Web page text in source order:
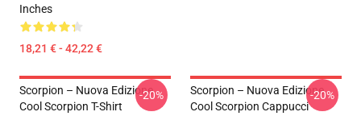
Inches
18,21 € - 42,22 €
Scorpion – Nuova Edizione
Cool Scorpion T-Shirt
-20%
Scorpion – Nuova Edizione
Cool Scorpion Cappucci
-20%